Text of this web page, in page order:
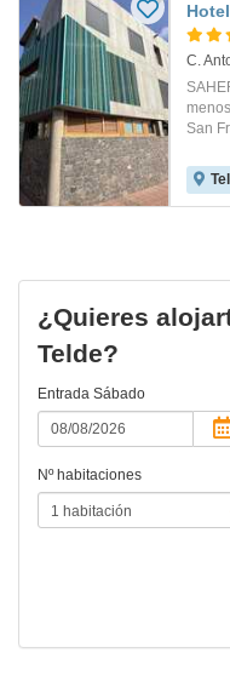
C.
San
¿Quieres
Telde?
Entrada Sábado
Nº habitaciones